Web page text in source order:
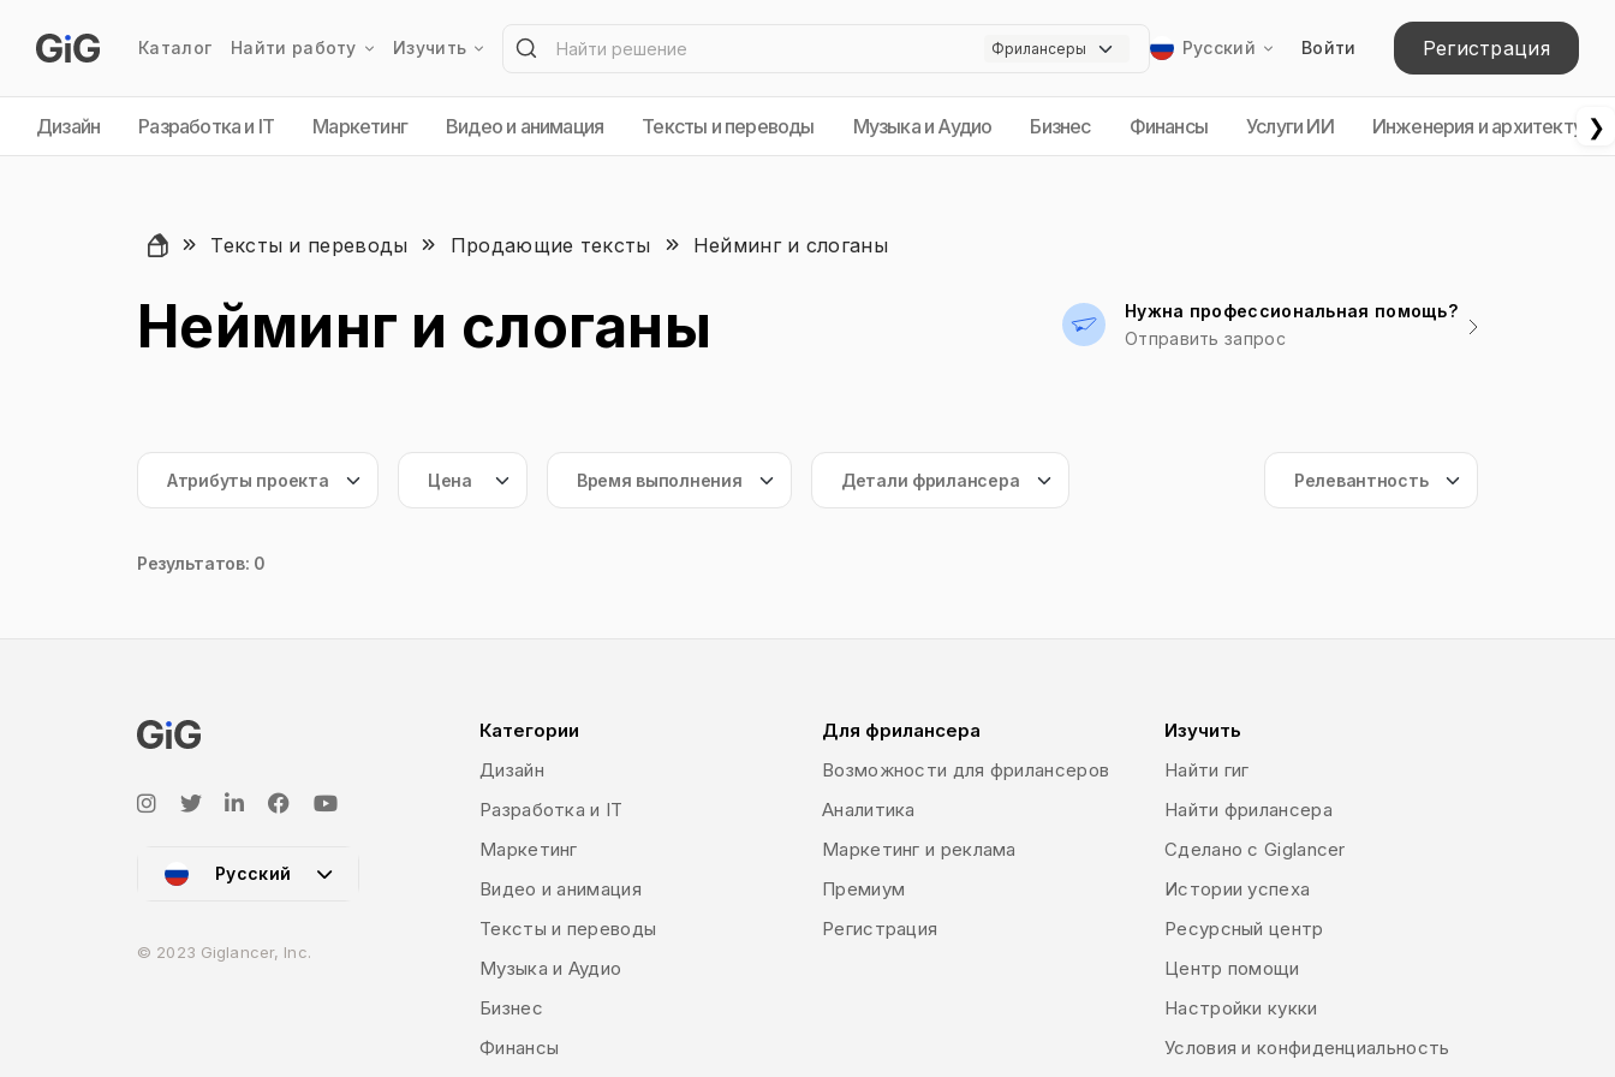
Каталог Найти работу Изучить Русский Войти Регистрация
Дизайн Разработка и IT Маркетинг Видео и анимация Тексты и переводы Музыка и Аудио Бизнес Финансы Услуги ИИ Инженерия и архитектура
❯
Тексты и переводы Продающие тексты Нейминг и слоганы
Нейминг и слоганы
Нужна профессиональная помощь?
Отправить запрос
Результатов: 0
Русский
© 2023 Giglancer, Inc.
Категории
Дизайн
Разработка и IT
Маркетинг
Видео и анимация
Тексты и переводы
Музыка и Аудио
Бизнес
Финансы
Для фрилансера
Возможности для фрилансеров
Аналитика
Маркетинг и реклама
Премиум
Регистрация
Изучить
Найти гиг
Найти фрилансера
Сделано с Giglancer
Истории успеха
Ресурсный центр
Центр помощи
Настройки кукки
Условия и конфиденциальность